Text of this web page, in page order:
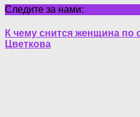
Следите за нами:
К чему снится женщина по
Цветкова